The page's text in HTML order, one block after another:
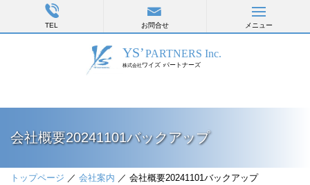
TEL お問合せ メニュー
会社概要20241101バックアップ
トップページ ／ 会社案内 ／ 会社概要20241101バックアップ